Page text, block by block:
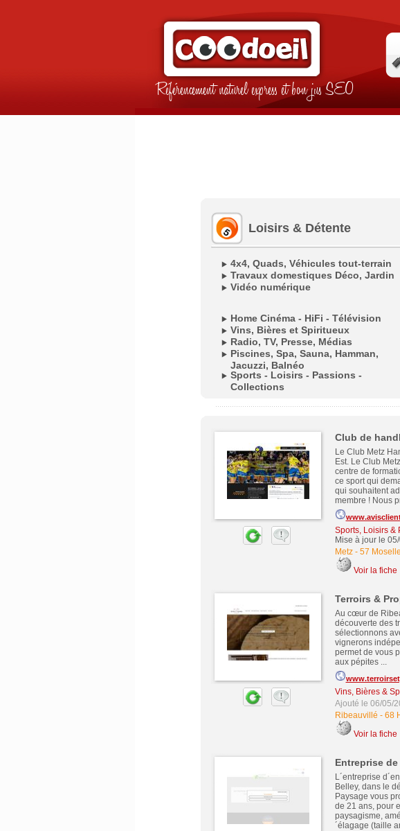
Référencement naturel express et bon jus SEO
Loisirs & Détente
4x4, Quads, Véhicules tout-terrain
Travaux domestiques Déco, Jardin
Vidéo numérique
Home Cinéma - HiFi - Télévision
Vins, Bières et Spiritueux
Radio, TV, Presse, Médias
Piscines, Spa, Sauna, Hamman,
Jacuzzi, Balnéo
Sports - Loisirs - Passions -
Collections
Club de
Le Club Metz
Est. Le Club
centre de
ce sport qui
qui souhaitent
membre ! Nous
Sports, Loisirs &
Mise à jour le
Metz- 57 Moselle
Voir la fiche
Terroirs &
Au cœur de
découverte des
sélectionnons
vignerons
permet de vous
aux pépites ...
Vins, Bières &
Ajouté le 06/05/
Ribeauvillé - 68
Voir la fiche
Entreprise
L´entreprise
Belley, dans le
Paysage vous
de 21 ans, pour
paysagisme,
´élagage (taille